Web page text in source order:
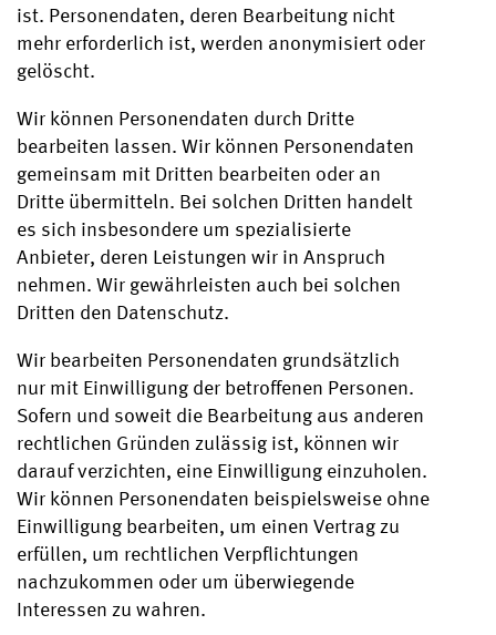
ist. Personendaten, deren Bearbeitung nicht
mehr erforderlich ist, werden anonymisiert oder
gelöscht.
Wir können Personendaten durch Dritte
bearbeiten lassen. Wir können Personendaten
gemeinsam mit Dritten bearbeiten oder an
Dritte übermitteln. Bei solchen Dritten handelt
es sich insbesondere um spezialisierte
Anbieter, deren Leistungen wir in Anspruch
nehmen. Wir gewährleisten auch bei solchen
Dritten den Datenschutz.
Wir bearbeiten Personendaten grundsätzlich
nur mit Einwilligung der betroffenen Personen.
Sofern und soweit die Bearbeitung aus anderen
rechtlichen Gründen zulässig ist, können wir
darauf verzichten, eine Einwilligung einzuholen.
Wir können Personendaten beispielsweise ohne
Einwilligung bearbeiten, um einen Vertrag zu
erfüllen, um rechtlichen Verpflichtungen
nachzukommen oder um überwiegende
Interessen zu wahren.